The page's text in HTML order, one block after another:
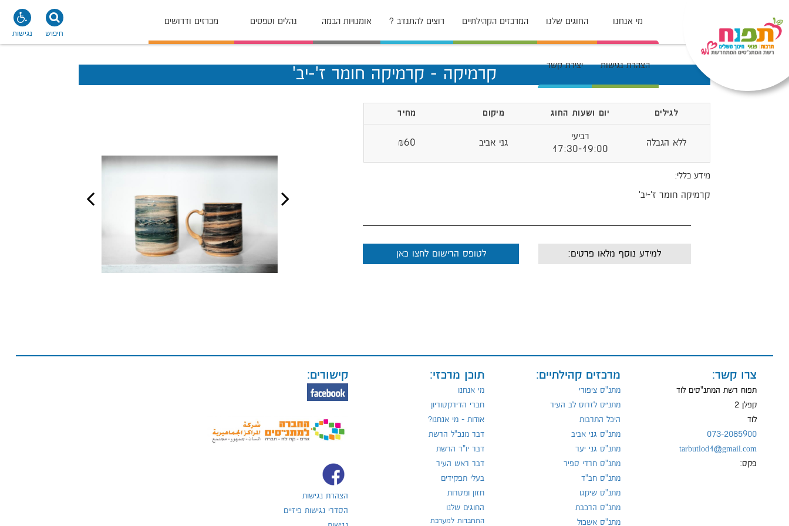
מי אנחנו החוגים שלנו המרכזים הקהילתיים רוצים להתנדב ? אומנויות הבמה נהלים וטפסים מכרזים ודרושים
הצהרת נגישות יצירת קשר
נגישות חיפוש
קרמיקה - קרמיקה חומר ז'-יב'
לגילים יום ושעות החוג מיקום מחיר
ללא הגבלה
רביעי
17:30-19:00
גני אביב ₪60
מידע כללי:
קרמיקה חומר ז'-יב'
לטופס הרישום לחצו כאן למידע נוסף מלאו פרטים:
צרו קשר:
תפוח רשת המתנ"סים לוד
קפלן 2
לוד
073-2085900
tarbutlod1@gmail.com
פקס:
מרכזים קהילתיים:
מתנ"ס ציפורי
מתנ״ס לזרוס לב העיר
היכל התרבות
מתנ"ס גני אביב
מתנ"ס גני יער
מתנ"ס חרדי ספיר
מתנ"ס חב"ד
מתנ"ס שיקגו
מתנ"ס הרכבת
מתנ"ס אשכול
תוכן מרכזי:
מי אנחנו
חברי הדירקטוריון
אודות - מי אנחנו?
דבר מנכ"ל הרשת
דבר יו"ר הרשת
דבר ראש העיר
בעלי תפקידים
חזון ומטרות
החוגים שלנו
התחברות למערכת
קישורים:
הצהרת נגישות
הסדרי נגישות פיזיים